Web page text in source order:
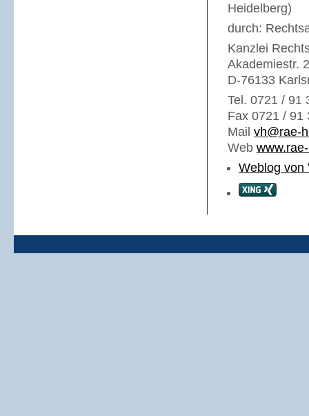
Heidelberg)
durch:
Kanzlei
Akademiestr.
D-76133
Tel. 0721 / 91
Fax 0721 / 91
Mail vh@rae-
Web
Weblog von